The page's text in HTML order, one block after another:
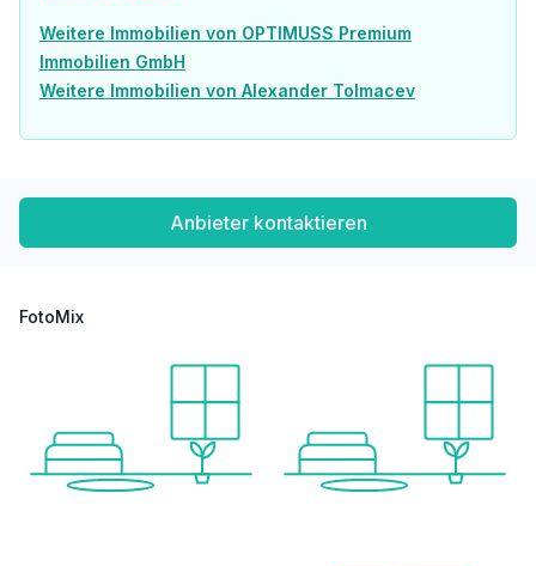
Rechtliche Hinweise
HWB: wird nachgereicht
Vertragserrichtung: 1,5 % des Kaufpreises zzgl. 20 % USt + Barauslagen
Wir weisen darauf hin, dass zwischen dem Vermittler und dem zu vermittelnden Dritten ein familiäres oder wirtschaftliches Naheverhältnis besteht.
Der Vermittler ist als Doppelmakler tätig.
Weitere Immobilien von OPTIMUSS Premium
Immobilien GmbH
Weitere Immobilien von Alexander Tolmacev
Anbieter kontaktieren
FotoMix